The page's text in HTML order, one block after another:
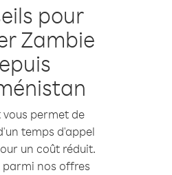
pour
Zambie
vous permet de
temps d'appel
un coût réduit.
parmi nos offres